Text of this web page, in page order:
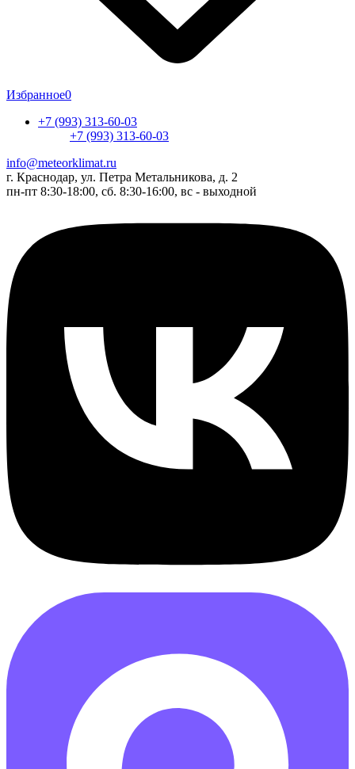
Избранное0
+7 (993) 313-60-03
+7 (993) 313-60-03
info@meteorklimat.ru
г. Краснодар, ул. Петра Метальникова, д. 2
пн-пт 8:30-18:00, сб. 8:30-16:00, вс - выходной